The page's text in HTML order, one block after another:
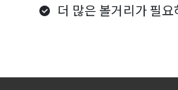
더 많은 볼거리가 필요